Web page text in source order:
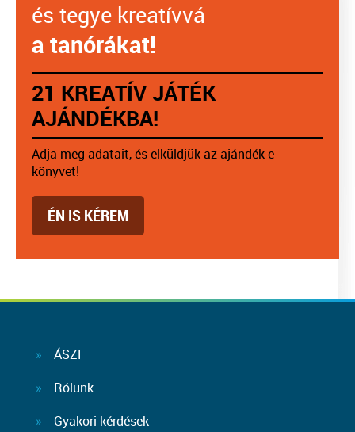
és tegye kreatívvá
a tanórákat!
21 KREATÍV JÁTÉK
AJÁNDÉKBA!
Adja meg adatait, és elküldjük az ajándék e-
könyvet!
ÉN IS KÉREM
ÁSZF
Rólunk
Gyakori kérdések